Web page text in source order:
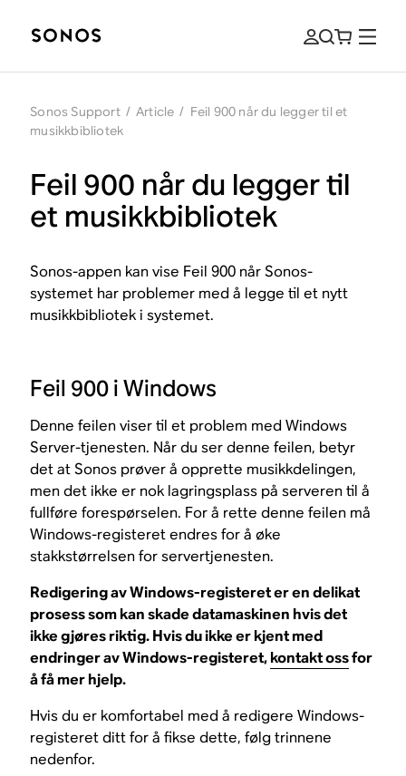
Sonos Support / Article / Feil 900 når du legger til et
musikkbibliotek
Feil 900 når du legger til
et musikkbibliotek
Sonos-appen kan vise Feil 900 når Sonos-
systemet har problemer med å legge til et nytt
musikkbibliotek i systemet.
Feil 900 i Windows
Denne feilen viser til et problem med Windows
Server-tjenesten. Når du ser denne feilen, betyr
det at Sonos prøver å opprette musikkdelingen,
men det ikke er nok lagringsplass på serveren til å
fullføre forespørselen. For å rette denne feilen må
Windows-registeret endres for å øke
stakkstørrelsen for servertjenesten.
Redigering av Windows-registeret er en delikat
prosess som kan skade datamaskinen hvis det
ikke gjøres riktig. Hvis du ikke er kjent med
endringer av Windows-registeret,kontakt ossfor
å få mer hjelp.
Hvis du er komfortabel med å redigere Windows-
registeret ditt for å fikse dette, følg trinnene
nedenfor.